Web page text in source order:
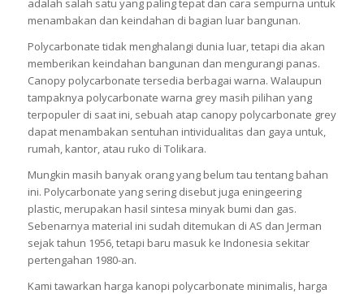
menambakan dan keindahan di bagian luar bangunan.
Polycarbonate tidak menghalangi dunia luar, tetapi dia akan
memberikan keindahan bangunan dan mengurangi panas.
Canopy polycarbonate tersedia berbagai warna. Walaupun
tampaknya polycarbonate warna grey masih pilihan yang
terpopuler di saat ini, sebuah atap canopy polycarbonate grey
dapat menambakan sentuhan intividualitas dan gaya untuk,
rumah, kantor, atau ruko di Tolikara.
Mungkin masih banyak orang yang belum tau tentang bahan
ini. Polycarbonate yang sering disebut juga eningeering
plastic, merupakan hasil sintesa minyak bumi dan gas.
Sebenarnya material ini sudah ditemukan di AS dan Jerman
sejak tahun 1956, tetapi baru masuk ke Indonesia sekitar
pertengahan 1980-an.
Kami tawarkan harga kanopi polycarbonate minimalis, harga